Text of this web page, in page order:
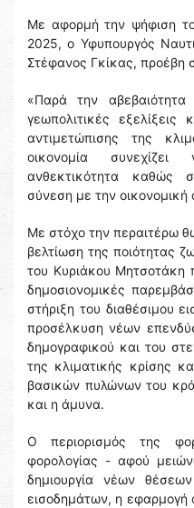
Με αφορμή την ψήφιση
2025, ο Υφυπουργός
Στέφανος Γκίκας, προέβη
«Παρά την αβεβαιότητα
γεωπολιτικές
αντιμετώπισης της
οικονομία συνεχίζει
ανθεκτικότητα καθώς
σύνεση με την οικονομική
Με στόχο την περαιτέρω
βελτίωση της ποιότητας
του Κυριάκου Μητσοτάκη
δημοσιονομικές
στήριξη του διαθέσιμου
προσέλκυση νέων
δημογραφικού και του
της κλιματικής κρίσης
βασικών πυλώνων του
και η άμυνα.
Ο περιορισμός της
φορολογίας - αφού
δημιουργία νέων
εισοδημάτων, η εφαρμογή